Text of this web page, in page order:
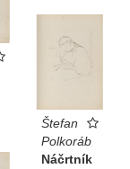
Štefan
Polkoráb
Náčrtník